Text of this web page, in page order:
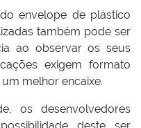
envelope de plástico
também pode ser
ao observar os seus
exigem formato
melhor encaixe.
os desenvolvedores